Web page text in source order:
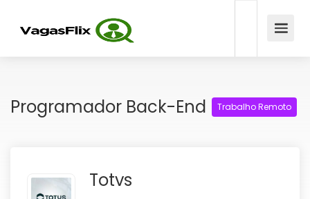
Programador Back-End Trabalho Remoto
Totvs